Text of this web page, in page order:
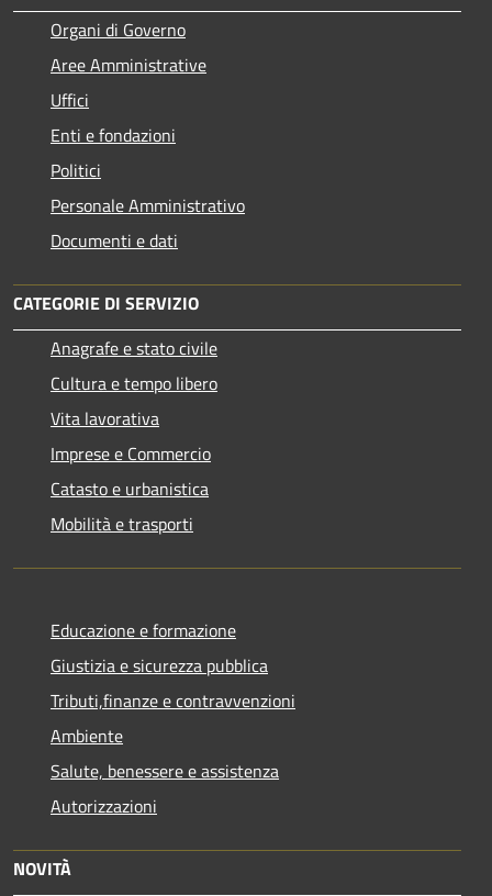
Organi di Governo
Aree Amministrative
Uffici
Enti e fondazioni
Politici
Personale Amministrativo
Documenti e dati
CATEGORIE DI SERVIZIO
Anagrafe e stato civile
Cultura e tempo libero
Vita lavorativa
Imprese e Commercio
Catasto e urbanistica
Mobilità e trasporti
Educazione e formazione
Giustizia e sicurezza pubblica
Tributi,finanze e contravvenzioni
Ambiente
Salute, benessere e assistenza
Autorizzazioni
NOVITÀ